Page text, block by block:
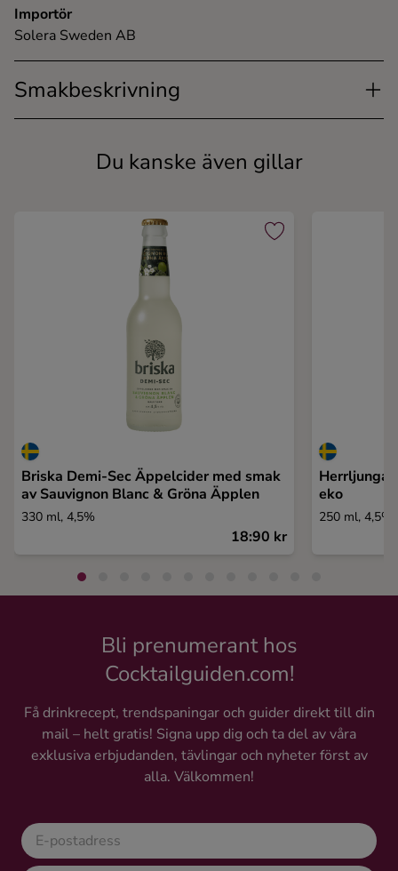
Importör
Solera Sweden AB
Smakbeskrivning
Du kanske även gillar
Briska Demi-Sec Äppelcider med smak
av Sauvignon Blanc & Gröna Äpplen
330 ml, 4,5%
18:90 kr
Herrljunga
eko
250 ml, 4,5%
Bli prenumerant hos
Cocktailguiden.com!
Få drinkrecept, trendspaningar och guider direkt till din
mail – helt gratis! Signa upp dig och ta del av våra
exklusiva erbjudanden, tävlingar och nyheter först av
alla. Välkommen!